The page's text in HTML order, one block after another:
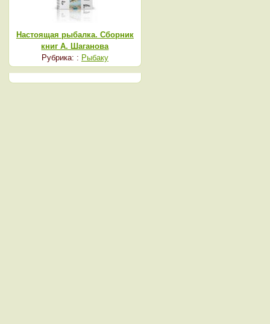
Настоящая рыбалка. Сборник
книг А. Шаганова
Рубрика: : Рыбаку